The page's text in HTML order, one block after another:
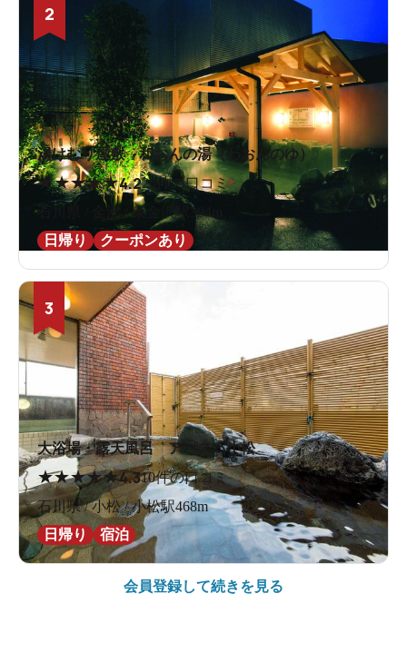
2
湯けむり屋敷 和おんの湯（わおんのゆ）
★★★★★4.226件の口コミ
石川県 / 金沢 / 東金沢駅394m
日帰り
クーポンあり
3
大浴場・露天風呂 アパスパ小松
★★★★★4.310件の口コミ
石川県 / 小松 / 小松駅468m
日帰り
宿泊
会員登録して続きを見る